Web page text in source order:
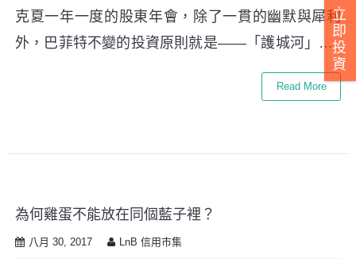
克夏一年一度的股東年會，除了一貫的幽默與犀利
外，巴菲特不變的投資原則就是——「護城河」…
Read More
為何雞蛋不能放在同個藍子裡？
八月 30, 2017 LnB 信用市集
立
即
投
資